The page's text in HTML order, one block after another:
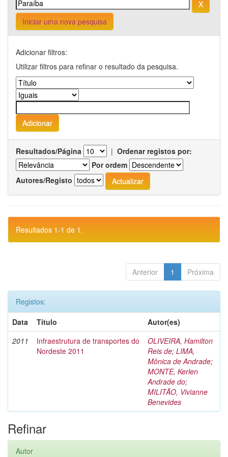
Iniciar uma nova pesquisa
Adicionar filtros:
Utilizar filtros para refinar o resultado da pesquisa.
Resultados/Página | Ordenar registos por:
Por ordem
Autores/Registo
Resultados 1-1 de 1.
Anterior 1 Próxima
Registos:
Data
Título
Autor(es)
2011
Infraestrutura de transportes do
Nordeste 2011
OLIVEIRA, Hamilton
Reis de; LIMA,
Mônica de Andrade;
MONTE, Kerlen
Andrade do;
MILITÃO, Vivianne
Benevides
Refinar
Autor